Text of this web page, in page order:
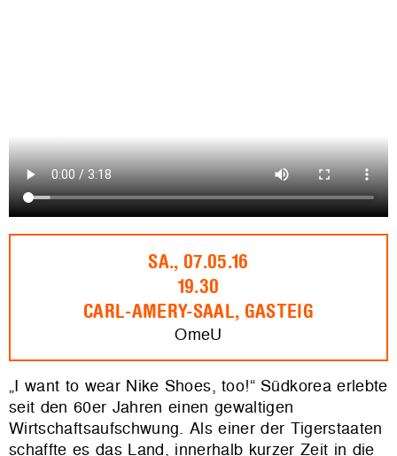
SA., 07.05.16
19.30
CARL-AMERY-SAAL, GASTEIG
OmeU
„I want to wear Nike Shoes, too!“ Südkorea erlebte
seit den 60er Jahren einen gewaltigen
Wirtschaftsaufschwung. Als einer der Tigerstaaten
schaffte es das Land, innerhalb kurzer Zeit in die